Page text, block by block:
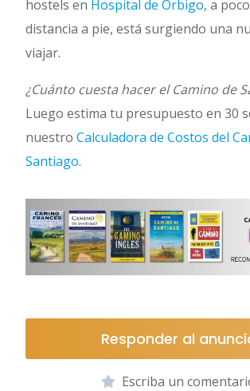
hostels en Hospital de Órbigo, a
distancia a pie, está surgiendo una
viajar.
¿Cuánto cuesta hacer el Camino de
Luego estima tu presupuesto en 30
nuestro Calculadora de Costos del
Santiago.
Responder al
Escriba un